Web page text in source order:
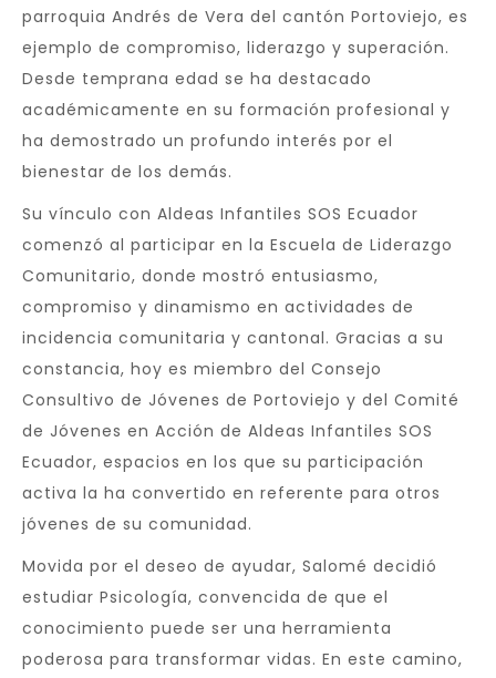
parroquia Andrés de Vera del cantón Portoviejo, es
ejemplo de compromiso, liderazgo y superación.
Desde temprana edad se ha destacado
académicamente en su formación profesional y
ha demostrado un profundo interés por el
bienestar de los demás.
Su vínculo con Aldeas Infantiles SOS Ecuador
comenzó al participar en la Escuela de Liderazgo
Comunitario, donde mostró entusiasmo,
compromiso y dinamismo en actividades de
incidencia comunitaria y cantonal. Gracias a su
constancia, hoy es miembro del Consejo
Consultivo de Jóvenes de Portoviejo y del Comité
de Jóvenes en Acción de Aldeas Infantiles SOS
Ecuador, espacios en los que su participación
activa la ha convertido en referente para otros
jóvenes de su comunidad.
Movida por el deseo de ayudar, Salomé decidió
estudiar Psicología, convencida de que el
conocimiento puede ser una herramienta
poderosa para transformar vidas. En este camino,